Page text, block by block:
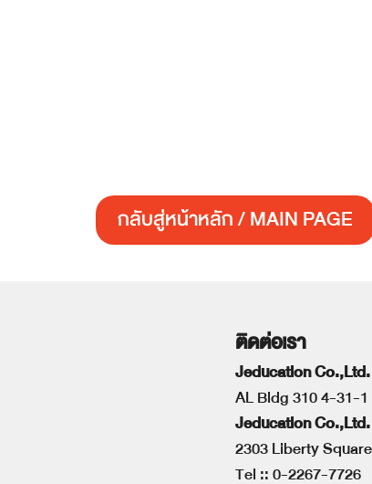
กลับสู่หน้าหลัก / MAIN PAGE
ติดต่อเรา
Jeducation
AL Bldg 310 4-31-
Jeducation
2303 Liberty
Tel ::0-2267-7726